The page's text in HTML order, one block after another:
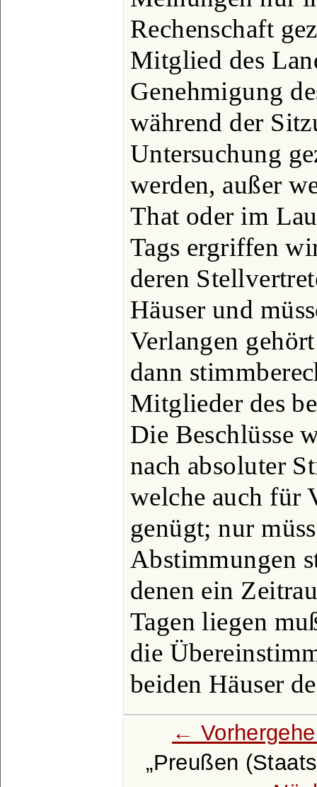
Rechenschaft
Mitglied des
Genehmigung
während der
Untersuchung
werden, außer
That oder im
Tags ergriffen
deren
Häuser und
Verlangen
dann
Mitglieder des
Die Beschlüsse
nach absoluter
welche auch für
genügt; nur
Abstimmungen
denen ein
Tagen liegen
die
beiden Häuser
←
Preußen